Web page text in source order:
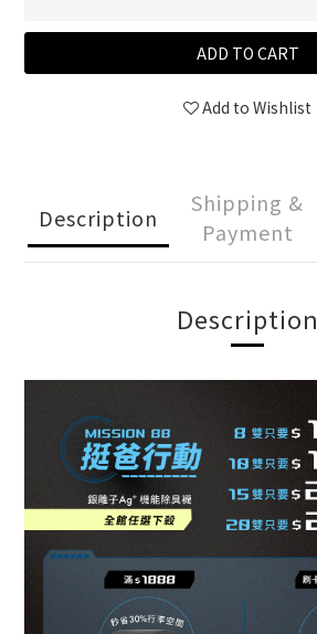
ADD TO CART
Add to Wishlist
Description
Shipping &
Payment
Description